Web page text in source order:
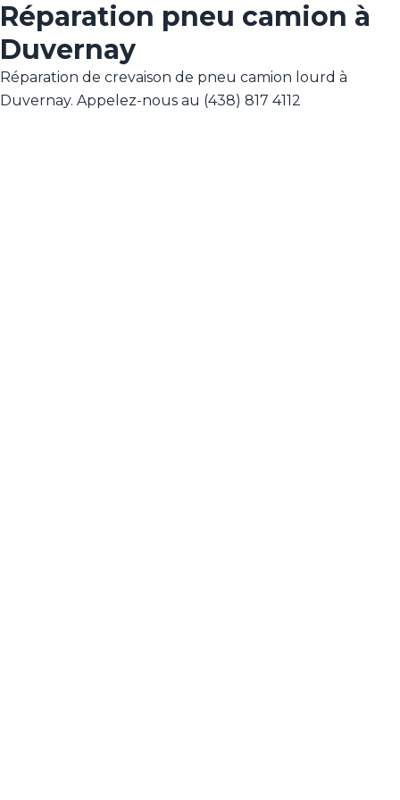
Réparation pneu camion à
Duvernay
Réparation de crevaison de pneu camion lourd à
Duvernay. Appelez-nous au (438) 817 4112